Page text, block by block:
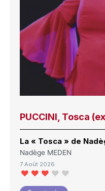
PUCCINI, Tosca
La « Tosca » de
Nadège MEDEN
7 Août 2026